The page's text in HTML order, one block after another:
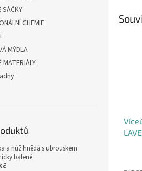
SÁČKY
CHEMIE
MÝDLA
MATERIÁLY
a nůž hnědá s ubrouskem
balené